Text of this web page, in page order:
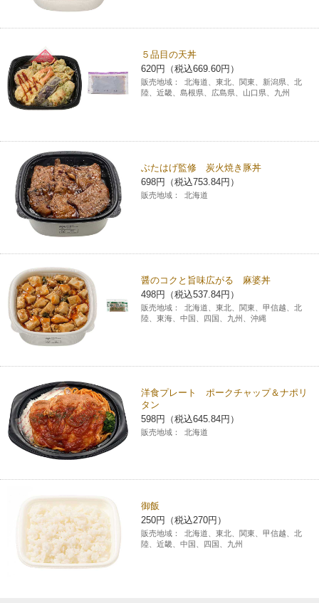
５品目の天丼
620円（税込669.60円）
販売地域：
北海道、東北、関東、新潟県、北
陸、近畿、島根県、広島県、山口県、九州
ぶたはげ監修 炭火焼き豚丼
698円（税込753.84円）
販売地域： 北海道
醤のコクと旨味広がる 麻婆丼
498円（税込537.84円）
販売地域：
北海道、東北、関東、甲信越、北
陸、東海、中国、四国、九州、沖縄
洋食プレート ポークチャップ＆ナポリ
タン
598円（税込645.84円）
販売地域： 北海道
御飯
250円（税込270円）
販売地域：
北海道、東北、関東、甲信越、北
陸、近畿、中国、四国、九州